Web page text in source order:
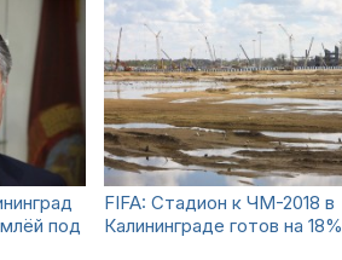
под
FIFA: Стадион к ЧМ-2018 в
Калининграде готов на 18%